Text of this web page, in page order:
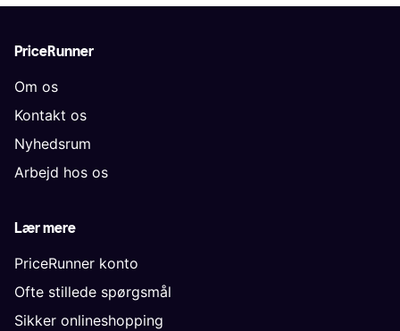
PriceRunner
Om os
Kontakt os
Nyhedsrum
Arbejd hos os
Lær mere
PriceRunner konto
Ofte stillede spørgsmål
Sikker onlineshopping